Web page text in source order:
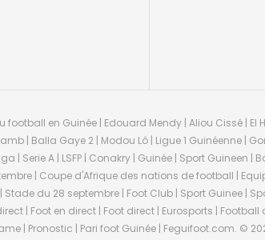
en Guinée | Edouard Mendy | Aliou Cissé | El
| Balla Gaye 2 | Modou Lô | Ligue 1 Guinéenne |
| Serie A | LSFP | Conakry | Guinée | Sport Guineen |
| Coupe d'Afrique des nations de football |
du 28 septembre | Foot Club | Sport Guinee |
| Foot en direct | Foot direct | Eurosports |
| Pronostic | Pari foot Guinée | Feguifoot.com. ©